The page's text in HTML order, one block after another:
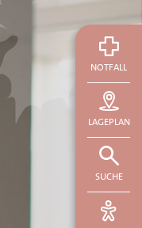
NOTFALL
LAGEPLAN
SUCHE